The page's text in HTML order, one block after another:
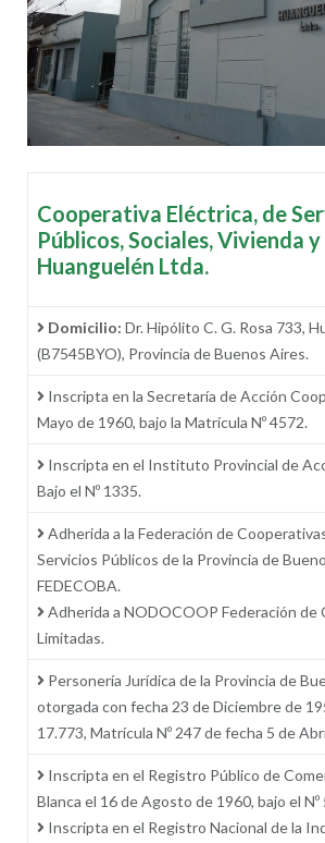
Cooperativa Eléctrica, de
Públicos, Sociales, Vivienda
Huanguelén Ltda.
Domicilio: Dr. Hipólito C. G. Rosa 733,
(B7545BYO), Provincia de Buenos Aires.
Inscripta en la Secretaría de Acción
Mayo de 1960, bajo la Matrícula Nº 4572.
Inscripta en el Instituto Provincial de
Bajo el Nº 1335.
Adherida a la Federación de
Servicios Públicos de la Provincia de
FEDECOBA.
Adherida a NODOCOOP Federación de
Limitadas.
Personería Jurídica de la Provincia de
otorgada con fecha 23 de Diciembre de
17.773, Matrícula Nº 247 de fecha 5 de
Inscripta en el Registro Público de
Blanca el 16 de Agosto de 1960, bajo el Nº
Inscripta en el Registro Nacional de la